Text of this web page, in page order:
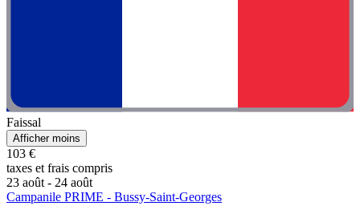
Faissal
Afficher moins
103 €
taxes et frais compris
23 août - 24 août
Campanile PRIME - Bussy-Saint-Georges